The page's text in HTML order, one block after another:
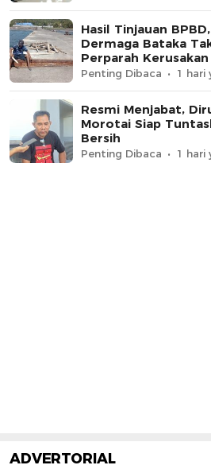
Hasil Tinjauan
Dermaga Bataka
Perparah Kerusakan
Penting Dibaca 1 hari
Resmi Menjabat,
Morotai Siap
Bersih
Penting Dibaca 1 hari
ADVERTORIAL